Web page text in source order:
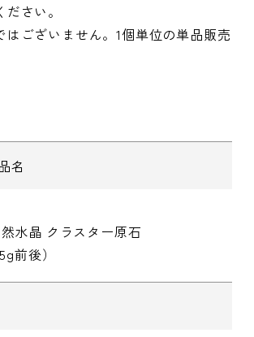
さい。
ございません。1個単位の単品販売
名
水晶 クラスター原石
前後）